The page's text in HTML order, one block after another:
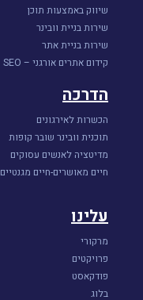
שיווק באמצעות תוכן
שירות בניית וובינר
שירות בניית אתר
קידום אתרים אורגני – SEO
הדרכה
הכשרות לאירגונים
תוכנית וובינר שובר קופות
מדיטציה לאנשים עסוקים
חיים מאושרים-חיים מגנטיים
עלינו
מרקורי
פרויקטים
פודקאסט
בלוג